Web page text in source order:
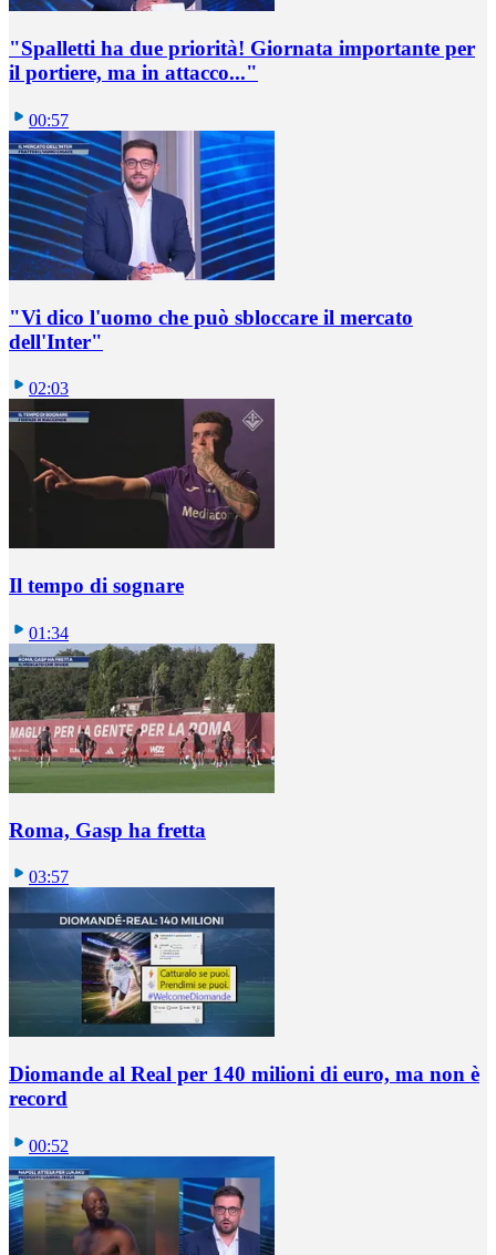
"Spalletti ha due priorità! Giornata importante per
il portiere, ma in attacco..."
00:57
"Vi dico l'uomo che può sbloccare il mercato
dell'Inter"
02:03
Il tempo di sognare
01:34
Roma, Gasp ha fretta
03:57
Diomande al Real per 140 milioni di euro, ma non è
record
00:52